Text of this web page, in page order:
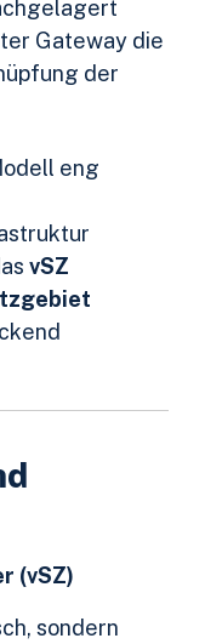
Gateway die
der
eng
vSZ
(vSZ)
sondern